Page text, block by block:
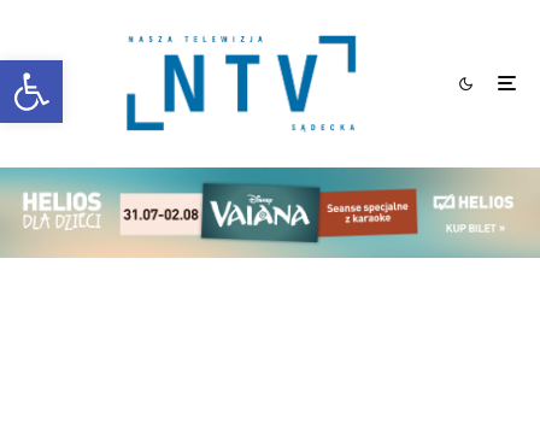
Otwórz pasek narzędzi